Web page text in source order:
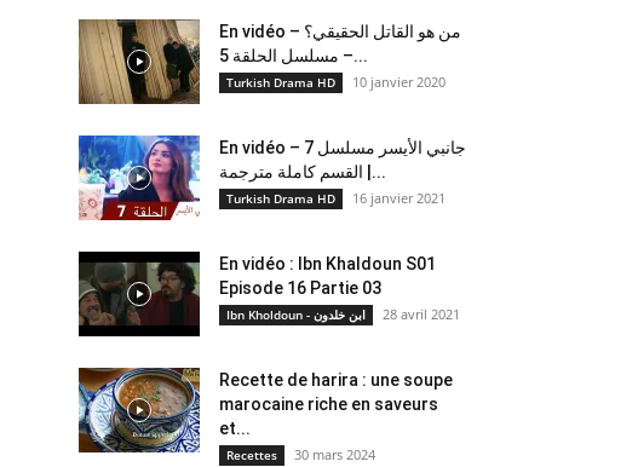
En vidéo – من هو القاتل الحقيقي؟
– مسلسل الحلقة 5...
Turkish Drama HD 10 janvier 2020
En vidéo – جانبي الأيسر مسلسل 7
القسم كاملة مترجمة |...
Turkish Drama HD 16 janvier 2021
En vidéo : Ibn Khaldoun S01
Episode 16 Partie 03
Ibn Kholdoun - ابن خلدون 28 avril 2021
Recette de harira : une soupe
marocaine riche en saveurs
et...
Recettes 30 mars 2024